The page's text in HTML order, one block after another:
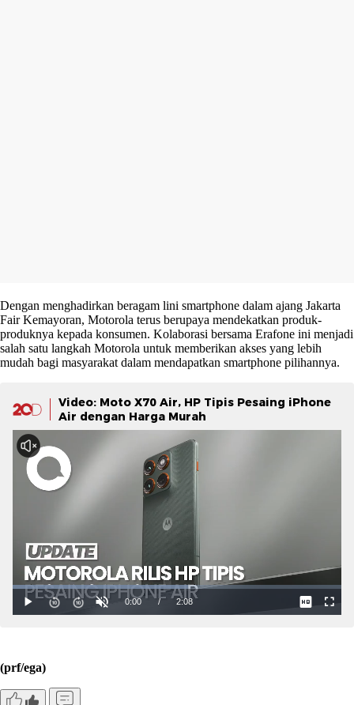
Dengan menghadirkan beragam lini smartphone dalam ajang Jakarta
Fair Kemayoran, Motorola terus berupaya mendekatkan produk-
produknya kepada konsumen. Kolaborasi bersama Erafone ini menjadi
salah satu langkah Motorola untuk memberikan akses yang lebih
mudah bagi masyarakat dalam mendapatkan smartphone pilihannya.
Video: Moto X70 Air, HP Tipis Pesaing iPhone
Air dengan Harga Murah
(prf/ega)